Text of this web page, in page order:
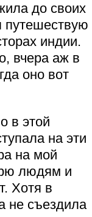
до своих
путешествую
индии.
вчера аж в
оно вот
в этой
на эти
на мой
людям и
Хотя в
не съездила